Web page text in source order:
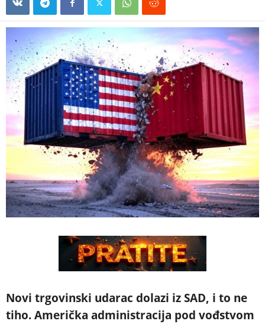
Novi trgovinski udarac dolazi iz SAD, i to ne
tiho. Američka administracija pod vođstvom